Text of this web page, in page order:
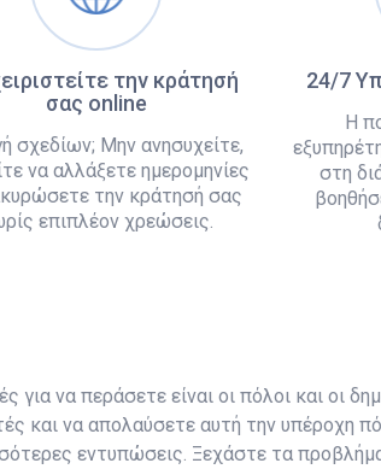
την κράτησή
σας online
σχεδίων; Μην ανησυχείτε,
να αλλάξετε ημερομηνίες
την κράτησή σας
επιπλέον χρεώσεις.
24/7
Η
στη
για να περάσετε είναι οι πόλοι και οι
και να απολαύσετε αυτή την υπέροχη
εντυπώσεις. Ξεχάστε τα